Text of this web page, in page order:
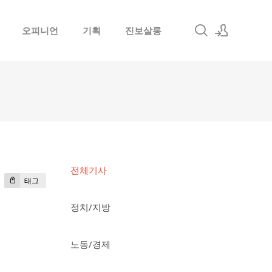
오피니언 기획 진보살롱
전체기사
정치/지방
노동/경제
태그